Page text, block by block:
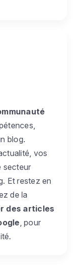
blog.
vos
secteur
Et restez en
de la
des articles
, pour